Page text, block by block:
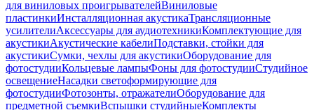
для виниловых проигрывателейВиниловые
пластинкиИнсталляционная акустикаТрансляционные
усилителиАксессуары для аудиотехникиКомплектующие для
акустикиАкустические кабелиПодставки, стойки для
акустикиСумки, чехлы для акустикиОборудование для
фотостудииКольцевые лампыФоны для фотостудииСтудийное
освещениеНасадки светоформирующие для
фотостудииФотозонты, отражателиОборудование для
предметной съемкиВспышки студийныеКомплекты